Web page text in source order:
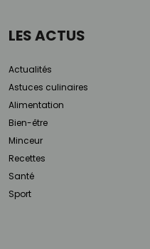
LES ACTUS
Actualités
Astuces culinaires
Alimentation
Bien-être
Minceur
Recettes
Santé
Sport